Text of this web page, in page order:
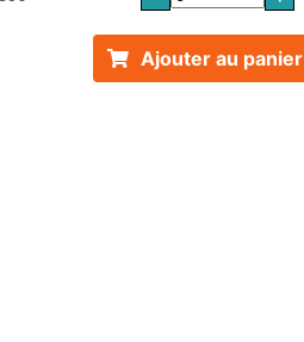
Ajouter au panier